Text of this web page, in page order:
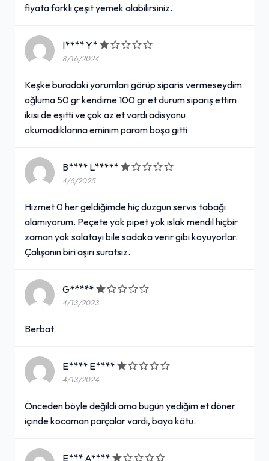
fiyata farklı çeşit yemek alabilirsiniz.
I**** Y*
8/16/2024
Keşke buradaki yorumları görüp siparis vermeseydim
oğluma 50 gr kendime 100 gr et durum sipariş ettim
ikisi de eşitti ve çok az et vardı adisyonu
okumadıklarına eminim param boşa gitti
B**** L*****
4/6/2025
Hizmet 0 her geldiğimde hiç düzgün servis tabağı
alamıyorum. Peçete yok pipet yok ıslak mendil hiçbir
zaman yok salatayı bile sadaka verir gibi koyuyorlar.
Çalışanın biri aşırı suratsız.
G*****
4/13/2023
Berbat
E**** E****
4/13/2024
Önceden böyle değildi ama bugün yediğim et döner
içinde kocaman parçalar vardı, baya kötü.
E*** A****